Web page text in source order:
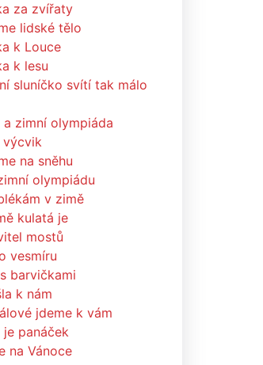
za zvířaty
lidské tělo
k Louce
k lesu
sluníčko svítí tak málo
zimní olympiáda
výcvik
na sněhu
olympiádu
v zimě
kulatá je
mostů
vesmíru
barvičkami
k nám
jdeme k vám
je panáček
na Vánoce